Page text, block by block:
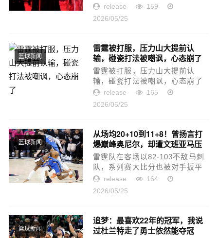
季入选最佳阵容，成为NBA历史
上首位在五支不同球队入选最佳
release
159
2026/05/25
篮球新闻
雷霆被打服，压力山大提前认
输，碰瓷打法被嘲讽，心态崩了
雷霆被打服，压力山大提前认
输，碰瓷打法被嘲讽，心态崩了
今天，马刺在主场大比分战胜雷
霆，双方系列赛来到了二比二，
亚历山大可...
release
165
2026/05/25
篮球新闻
从场均20+10到11+8！曾扬言打
爆巅峰奥尼尔，却遭文班亚马压
制
雷霆队在客场以82-103不敌马刺
队，系列赛大比分也被对手扳平
至2-2！从这一场比赛可以看出，
但马刺队在防守端上了强度，再
非...
release
164
2026/05/25
篮球新闻
追梦：最喜欢22年的冠军，我说
过杜兰特走了勇士依然能夺冠